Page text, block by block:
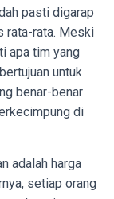
pasti digarap
rata-rata. Meski
apa tim yang
untuk
benar-benar
di
adalah harga
setiap orang